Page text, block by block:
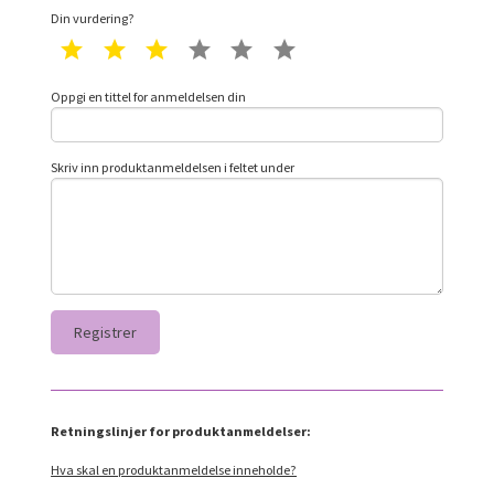
Din vurdering?
1 star 2 star 3 star 4 star 5 star
Oppgi en tittel for anmeldelsen din
Skriv inn produktanmeldelsen i feltet under
Retningslinjer for produktanmeldelser:
Hva skal en produktanmeldelse inneholde?